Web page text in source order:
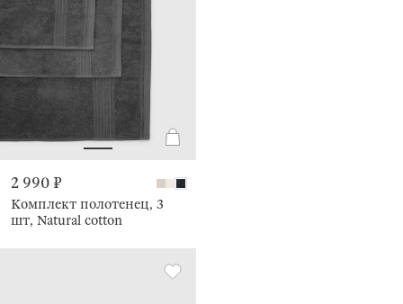
2 990 ₽
Комплект полотенец, 3
шт, Natural cotton